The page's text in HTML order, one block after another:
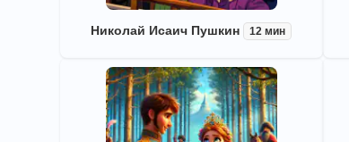
Николай Исаич Пушкин 12 мин